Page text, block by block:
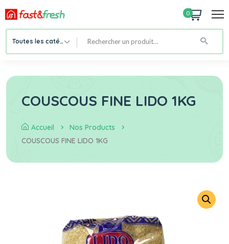
0
Toutes les catégories
COUSCOUS FINE LIDO 1KG
Accueil
Nos Products
COUSCOUS FINE LIDO 1KG